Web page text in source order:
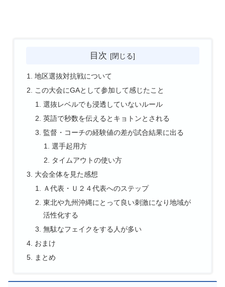
目次
地区選抜対抗戦について
この大会にGAとして参加して感じたこと
選抜レベルでも浸透していないルール
英語で秒数を伝えるとキョトンとされる
監督・コーチの経験値の差が試合結果に出る
選手起用方
タイムアウトの使い方
大会全体を見た感想
Ａ代表・Ｕ２４代表へのステップ
東北や九州沖縄にとって良い刺激になり地域が
活性化する
無駄なフェイクをする人が多い
おまけ
まとめ